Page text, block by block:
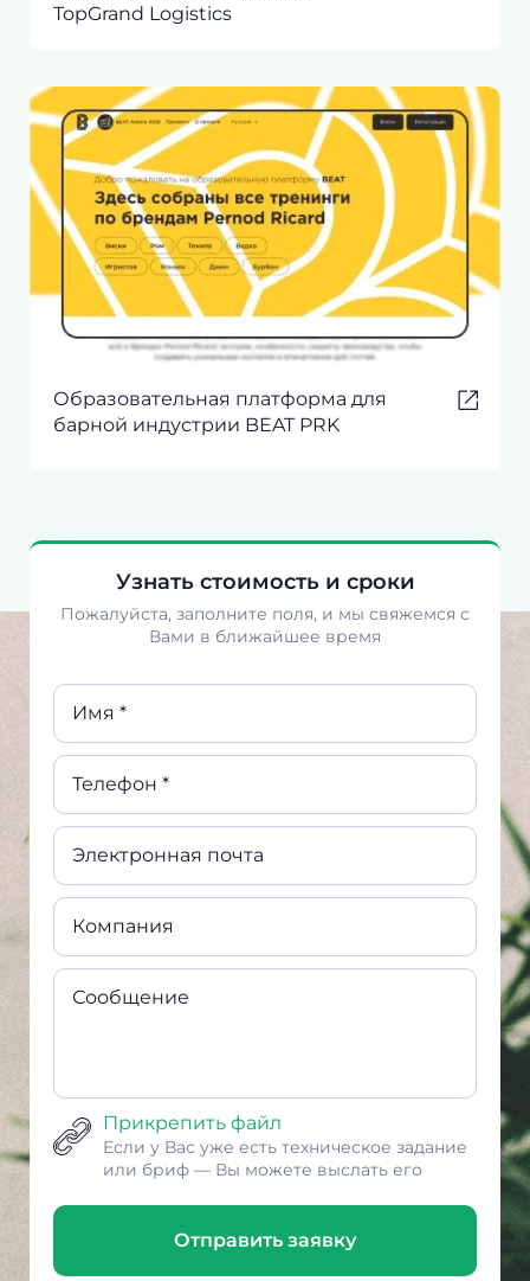
TopGrand Logistics
Образовательная платформа для
барной индустрии BEAT PRK
Узнать стоимость и сроки
Пожалуйста, заполните поля, и мы свяжемся с
Вами в ближайшее время
Имя *
Телефон *
Электронная почта
Компания
Сообщение
Прикрепить файл
Если у Вас уже есть техническое задание
или бриф — Вы можете выслать его
Отправить заявку